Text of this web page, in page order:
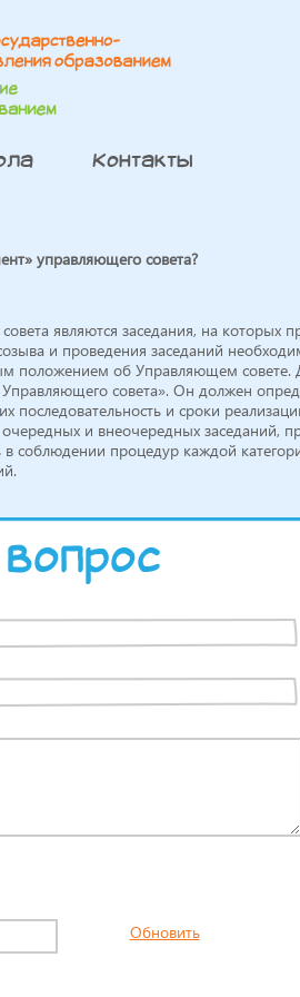
Контакты
управляющего совета?
являются заседания, на которых
и проведения заседаний
об Управляющем совете.
совета». Он должен
и сроки
и внеочередных
в соблюдении процедур каждой
Обновить